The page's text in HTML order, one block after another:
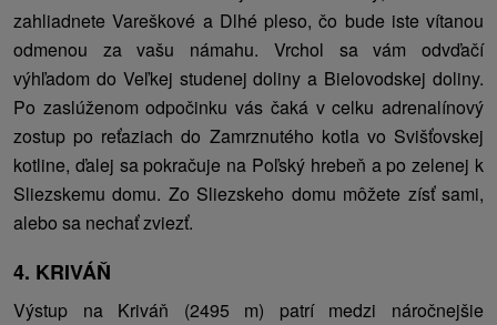
zahliadnete Vareškové a Dlhé pleso, čo bude iste vítanou
odmenou za vašu námahu. Vrchol sa vám odvďačí
výhľadom do Veľkej studenej doliny a Bielovodskej doliny.
Po zaslúženom odpočinku vás čaká v celku adrenalínový
zostup po reťaziach do Zamrznutého kotla vo Svišťovskej
kotline, ďalej sa pokračuje na Poľský hrebeň a po zelenej k
Sliezskemu domu. Zo Sliezskeho domu môžete zísť sami,
alebo sa nechať zviezť.
4. KRIVÁŇ
Výstup na Kriváň (2495 m) patrí medzi náročnejšie